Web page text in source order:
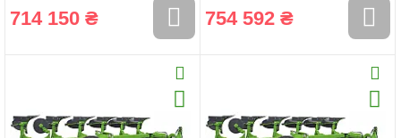
714 150 ₴ 754 592 ₴